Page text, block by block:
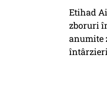
Etihad
zboruri
anumite